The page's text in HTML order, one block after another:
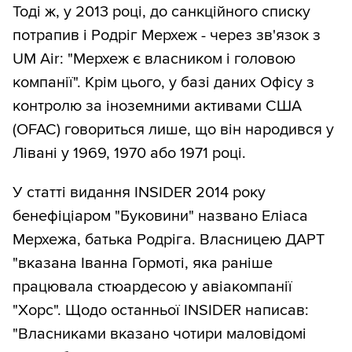
Тоді ж, у 2013 році, до санкційного списку
потрапив і Родріг Мерхеж - через зв'язок з
UM Air: "Мерхеж є власником і головою
компанії". Крім цього, у базі даних Офісу з
контролю за іноземними активами США
(OFAC) говориться лише, що він народився у
Лівані у 1969, 1970 або 1971 році.
У статті видання INSIDER 2014 року
бенефіціаром "Буковини" названо Еліаса
Мерхежа, батька Родріга. Власницею ДАРТ
"вказана Іванна Гормоті, яка раніше
працювала стюардесою у авіакомпанії
"Хорс". Щодо останньої INSIDER написав:
"Власниками вказано чотири маловідомі